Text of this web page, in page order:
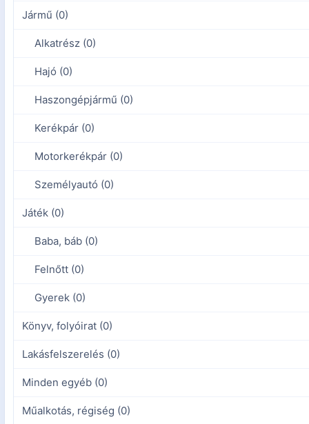
Jármű (0)
Alkatrész (0)
Hajó (0)
Haszongépjármű (0)
Kerékpár (0)
Motorkerékpár (0)
Személyautó (0)
Játék (0)
Baba, báb (0)
Felnőtt (0)
Gyerek (0)
Könyv, folyóirat (0)
Lakásfelszerelés (0)
Minden egyéb (0)
Műalkotás, régiség (0)